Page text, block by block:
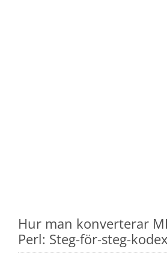
Hur man konverterar
Perl: Steg-för-steg-